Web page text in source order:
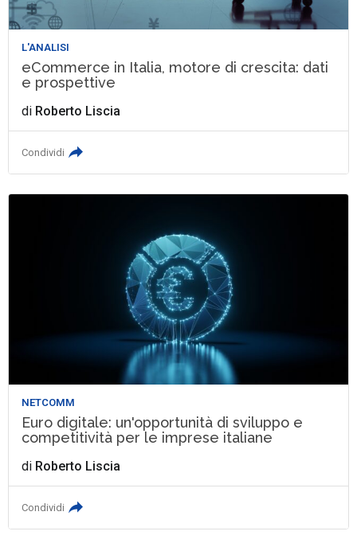
L'ANALISI
eCommerce in Italia, motore di crescita: dati
e prospettive
di Roberto Liscia
Condividi
NETCOMM
Euro digitale: un'opportunità di sviluppo e
competitività per le imprese italiane
di Roberto Liscia
Condividi